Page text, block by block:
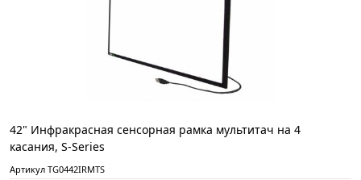
42" Инфракрасная сенсорная рамка мультитач на 4
касания, S-Series
Артикул TG0442IRMTS